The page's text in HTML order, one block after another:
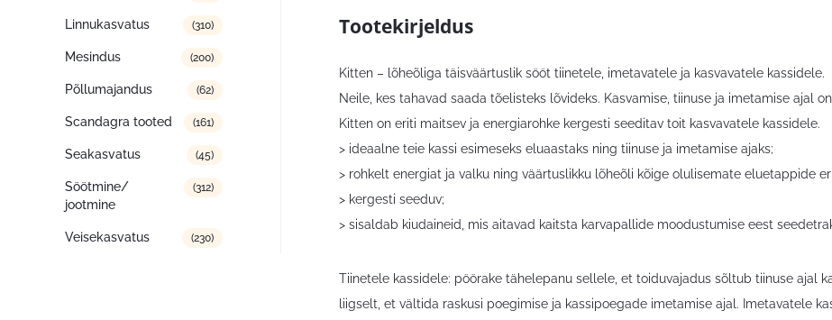
Linnukasvatus (310)
Mesindus (200)
Põllumajandus (62)
Scandagra tooted (161)
Seakasvatus (45)
Söötmine/
jootmine
(312)
Veisekasvatus (230)
Tootekirjeldus
Kitten – lõheõliga täisväärtuslik sööt tiinetele, imetavatele ja kasvavatele kassidele.
Neile, kes tahavad saada tõelisteks lõvideks. Kasvamise, tiinuse ja imetamise ajal
Kitten on eriti maitsev ja energiarohke kergesti seeditav toit kasvavatele kassidele.
> ideaalne teie kassi esimeseks eluaastaks ning tiinuse ja imetamise ajaks;
> rohkelt energiat ja valku ning väärtuslikku lõheõli kõige olulisemate eluetappide
> kergesti seeduv;
> sisaldab kiudaineid, mis aitavad kaitsta karvapallide moodustumise eest
Tiinetele kassidele: pöörake tähelepanu sellele, et toiduvajadus sõltub tiinuse ajal
liigselt, et vältida raskusi poegimise ja kassipoegade imetamise ajal. Imetavatele